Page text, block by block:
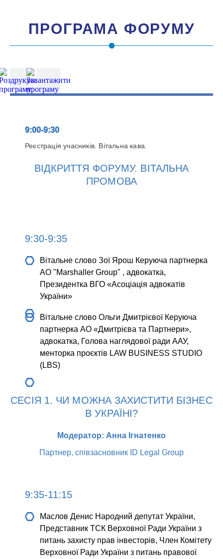
ПРОГРАМА ФОРУМУ
9:00-9:30
Реєстрація учасників. Вітальна кава.
ВІДКРИТТЯ ФОРУМУ. ВІТАЛЬНА
ПРОМОВА
9:30-9:35
Вітальне слово Зої Ярош Керуюча партнерка
АО "Marshaller Group" , адвокатка,
Президентка ВГО «Асоціація адвокатів
України»
Вітальне слово Ольги ДмитрієвоїКеруюча
партнерка АО «Дмитрієва та Партнери»,
адвокатка, Голова наглядової ради ААУ,
менторка проєктів LAW BUSINESS STUDIO
(LBS)
СЕСІЯ 1. ЧИ МОЖНА ЗАХИСТИТИ БІЗНЕС
В УКРАЇНІ?
Модератор: Анна Ігнатенко
Партнер, співзасновник ID Legal Group
9:35-11:15
Маслов Денис Народний депутат України,
Представник ТСК Верховної Ради України з
питань захисту прав інвесторів, Член Комітету
Верховної Ради України з питань правової